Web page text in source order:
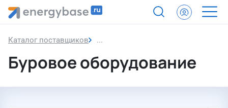
Каталог поставщиков Буровое оборудование
Буровое оборудование